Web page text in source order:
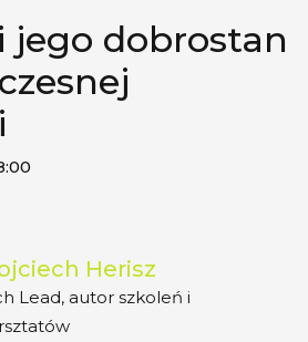
jego dobrostan
Herisz
Lead, autor szkoleń i